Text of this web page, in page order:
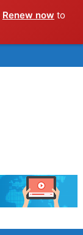
Renew now to